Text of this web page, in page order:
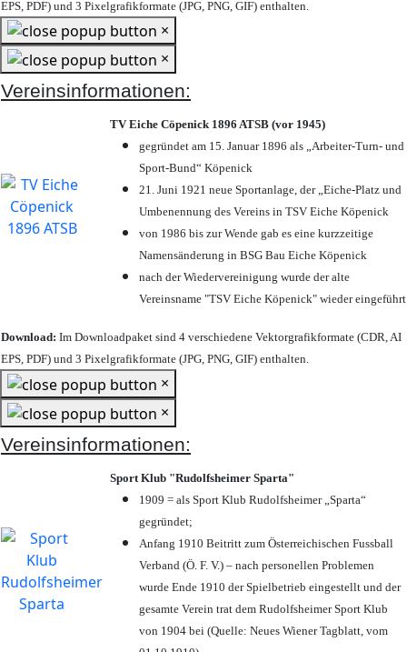
EPS, PDF) und 3 Pixelgrafikformate (JPG, PNG, GIF) enthalten.
×
×
Vereinsinformationen:
TV Eiche Cöpenick 1896 ATSB (vor 1945)
gegründet am 15. Januar 1896 als „Arbeiter-Turn- und
Sport-Bund“ Köpenick
21. Juni 1921 neue Sportanlage, der „Eiche-Platz und
Umbenennung des Vereins in TSV Eiche Köpenick
von 1986 bis zur Wende gab es eine kurzzeitige
Namensänderung in BSG Bau Eiche Köpenick
nach der Wiedervereinigung wurde der alte
Vereinsname "TSV Eiche Köpenick" wieder eingeführt
Download: Im Downloadpaket sind 4 verschiedene Vektorgrafikformate (CDR, AI
EPS, PDF) und 3 Pixelgrafikformate (JPG, PNG, GIF) enthalten.
×
×
Vereinsinformationen:
Sport Klub "Rudolfsheimer Sparta"
1909 = als Sport Klub Rudolfsheimer „Sparta“
gegründet;
Anfang 1910 Beitritt zum Österreichischen Fussball
Verband (Ö. F. V.) – nach personellen Problemen
wurde Ende 1910 der Spielbetrieb eingestellt und der
gesamte Verein trat dem Rudolfsheimer Sport Klub
von 1904 bei (Quelle: Neues Wiener Tagblatt, vom